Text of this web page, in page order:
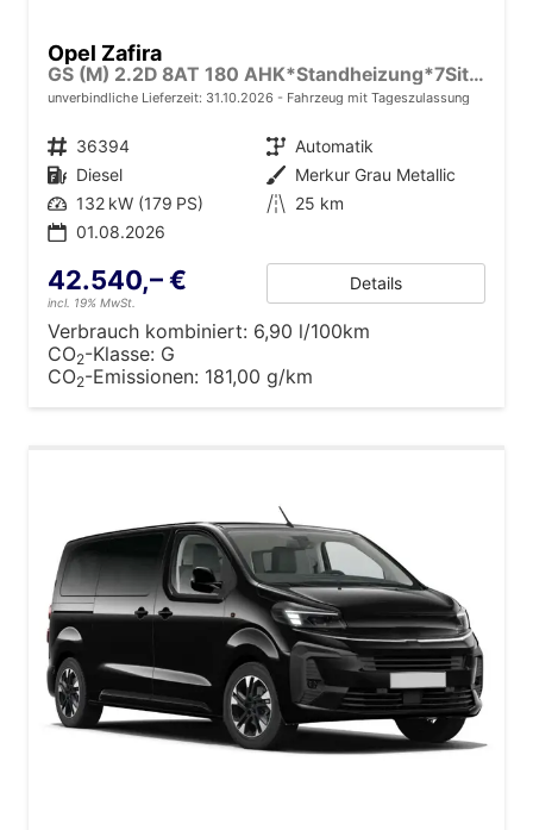
Opel Zafira
GS (M) 2.2D 8AT 180 AHK*Standheizung*7Sitzer*Leder*Android Auto*Navi*SHZ*Kamera
unverbindliche Lieferzeit: 31.10.2026 Fahrzeug mit Tageszulassung
Fahrzeugnr. 36394 Getriebe Automatik
Kraftstoff Diesel Außenfarbe Merkur Grau Metallic
Leistung 132 kW (179 PS) Kilometerstand 25 km
01.08.2026
42.540,– €
incl. 19% MwSt.
Details
Verbrauch kombiniert: 6,90 l/100km
CO2-Klasse: G
CO2-Emissionen: 181,00 g/km